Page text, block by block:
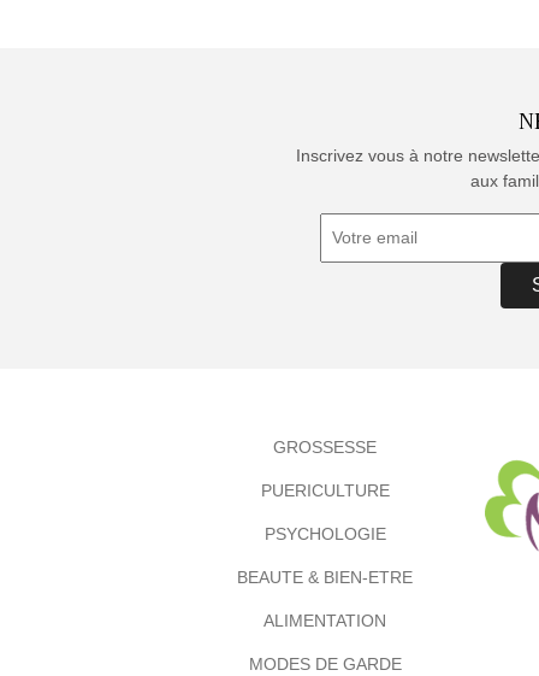
Inscrivez vous à notre
aux
GROSSESSE
PUERICULTURE
PSYCHOLOGIE
BEAUTE & BIEN-ETRE
ALIMENTATION
MODES DE GARDE